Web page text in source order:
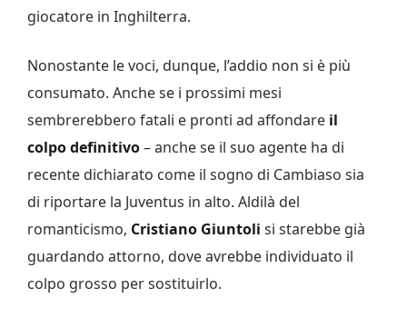
giocatore in Inghilterra.
Nonostante le voci, dunque, l’addio non si è più
consumato. Anche se i prossimi mesi
sembrerebbero fatali e pronti ad affondare il
colpo definitivo– anche se il suo agente ha di
recente dichiarato come il sogno di Cambiaso sia
di riportare la Juventus in alto. Aldilà del
romanticismo, Cristiano Giuntoli si starebbe già
guardando attorno, dove avrebbe individuato il
colpo grosso per sostituirlo.